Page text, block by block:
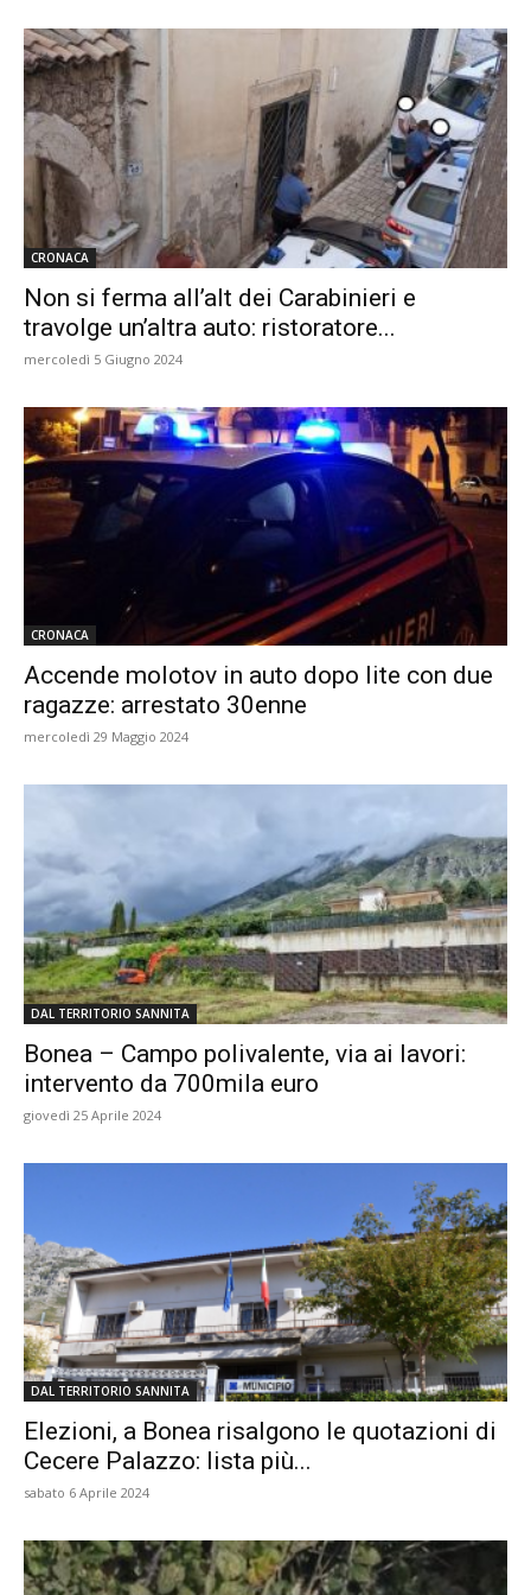
CRONACA
Non si ferma all’alt dei Carabinieri e
travolge un’altra auto: ristoratore...
mercoledì 5 Giugno 2024
CRONACA
Accende molotov in auto dopo lite con due
ragazze: arrestato 30enne
mercoledì 29 Maggio 2024
DAL TERRITORIO SANNITA
Bonea – Campo polivalente, via ai lavori:
intervento da 700mila euro
giovedì 25 Aprile 2024
DAL TERRITORIO SANNITA
Elezioni, a Bonea risalgono le quotazioni di
Cecere Palazzo: lista più...
sabato 6 Aprile 2024